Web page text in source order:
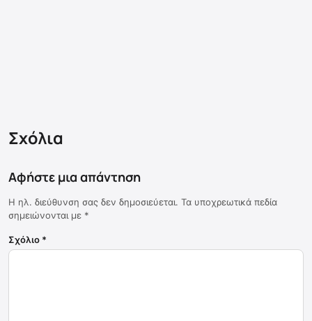
Σχόλια
Αφήστε μια απάντηση
Η ηλ. διεύθυνση σας δεν δημοσιεύεται. Τα υποχρεωτικά πεδία
σημειώνονται με *
Σχόλιο *